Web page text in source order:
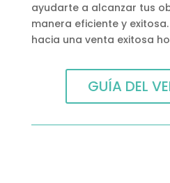
ayudarte a alcanzar tus
manera eficiente y exitosa.
hacia una venta exitosa
GUÍA DEL